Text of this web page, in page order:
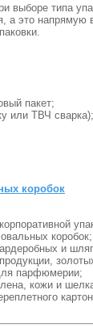
выборе типа
а это напрямую
пакет;
или ТВЧ сварка);
коробок
коробок;
и
парфюмерии;
кожи и